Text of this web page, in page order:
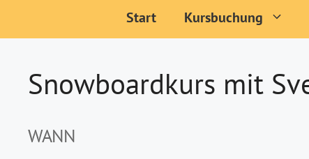
Start Kursbuchung
Snowboardkurs mit
WANN